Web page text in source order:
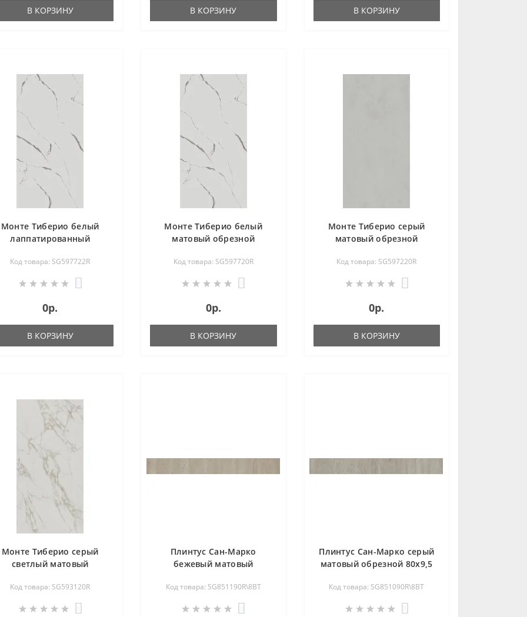
В КОРЗИНУ В КОРЗИНУ В КОРЗИНУ
Монте Тиберио белый
лаппатированный
SG597722R
Код товара: SG597722R
0р.
В КОРЗИНУ
Монте Тиберио белый
матовый обрезной
Код товара: SG597720R
0р.
В КОРЗИНУ
Монте Тиберио серый
матовый обрезной
Код товара: SG597220R
0р.
В КОРЗИНУ
Монте Тиберио серый
светлый матовый
SG593120R
Код товара: SG593120R
Плинтус Сан-Марко
бежевый матовый
SG851190R\8BT
Код товара: SG851190R\8BT
Плинтус Сан-Марко серый
матовый обрезной 80х9,5
Код товара: SG851090R\8BT